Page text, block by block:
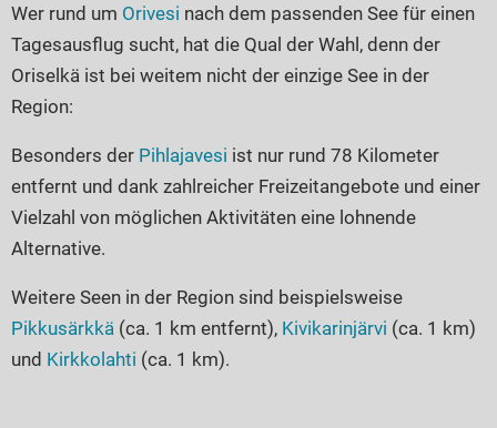
Wer rund um Orivesi nach dem passenden See für einen
Tagesausflug sucht, hat die Qual der Wahl, denn der
Oriselkä ist bei weitem nicht der einzige See in der
Region:
Besonders der Pihlajavesi ist nur rund 78 Kilometer
entfernt und dank zahlreicher Freizeitangebote und einer
Vielzahl von möglichen Aktivitäten eine lohnende
Alternative.
Weitere Seen in der Region sind beispielsweise
Pikkusärkkä (ca. 1 km entfernt), Kivikarinjärvi (ca. 1 km)
und Kirkkolahti (ca. 1 km).